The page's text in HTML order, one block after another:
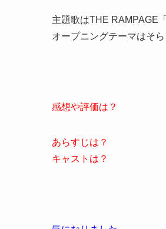
主題歌はTHE RAMPAGE
オープニングテーマはそ
感想や評価は？
あらすじは？
キャストは？